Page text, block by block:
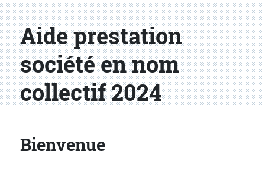
Aide prestation
société en nom
collectif 2024
Bienvenue